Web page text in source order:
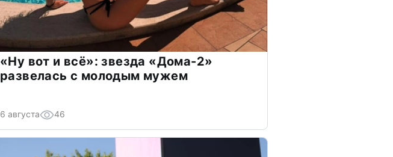
«Ну вот и всё»: звезда «Дома-2»
развелась с молодым мужем
6 августа 46